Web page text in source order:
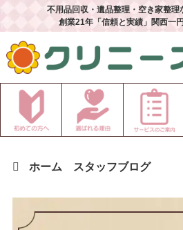
不用品回収・遺品整理・空き家整理
創業21年「信頼と実績」関西一
ホーム スタッフブログ